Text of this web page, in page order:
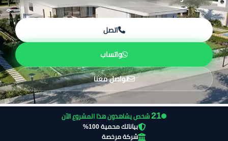
اتصل
واتساب
تواصل معنا
22 شخص يشاهدون هذا المشروع الآن
بياناتك محمية 100%
شركة مرخصة